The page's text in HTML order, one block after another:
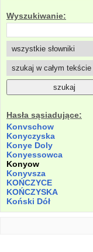
Wyszukiwanie:
Hasła sąsiadujące:
Konvschow
Konyczyska
Konye Doly
Konyessowca
Konyow
Konyvsza
KOŃCZYCE
KOŃCZYSKA
Koński Dół